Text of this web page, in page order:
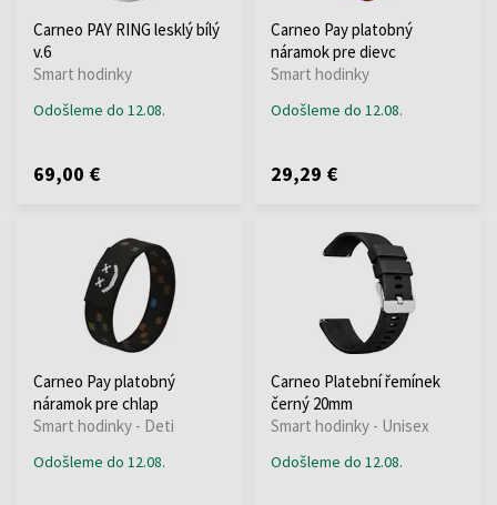
Carneo PAY RING lesklý bílý
v.6
Smart hodinky
Odošleme do 12.08.
69,00 €
Carneo Pay platobný
náramok pre dievc
Smart hodinky
Odošleme do 12.08.
29,29 €
Carneo Pay platobný
náramok pre chlap
Smart hodinky - Deti
Odošleme do 12.08.
Carneo Platební řemínek
černý 20mm
Smart hodinky - Unisex
Odošleme do 12.08.